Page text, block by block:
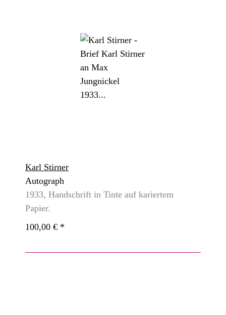
Karl Stirner
Autograph
1933, Handschrift in Tinte auf kariertem
Papier.
100,00 € *